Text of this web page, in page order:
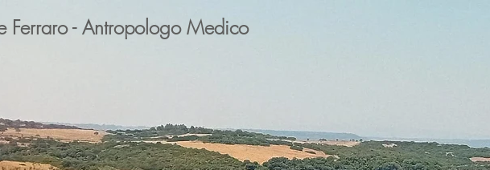
Ferraro - Antropologo Medico